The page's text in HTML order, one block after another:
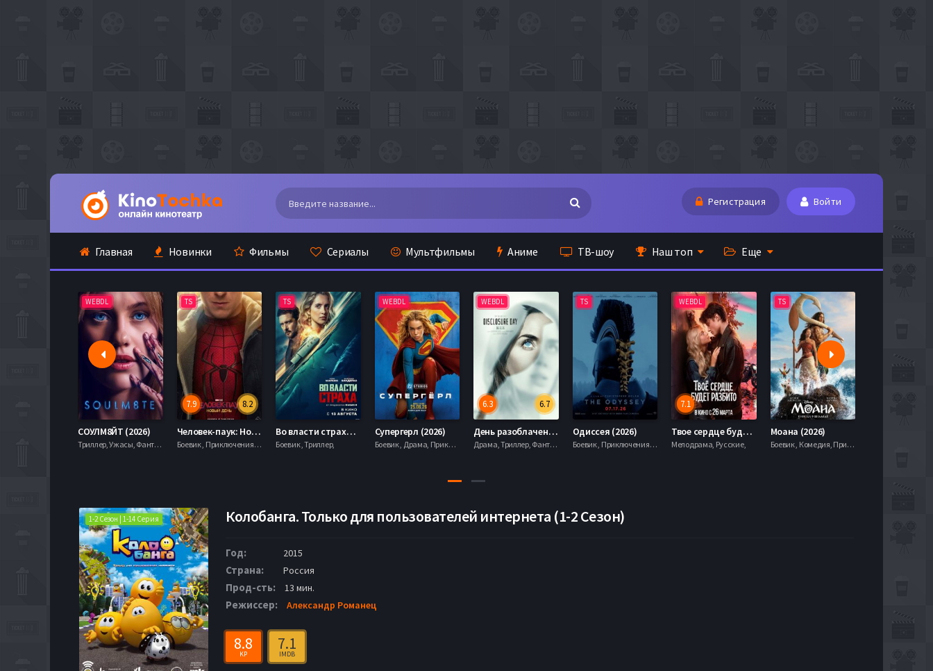
Регистрация Войти
Главная Новинки Фильмы Сериалы Мультфильмы Аниме ТВ-шоу Наш топ Еще
WEBDL
СОУЛМ8ЙТ (2026)
Триллер, Ужасы, Фантастика,
TS
8.2
7.9
Человек-паук: Новый день (2026)
Боевик , Приключения, Фантастика, Фэнтези,
TS
Во власти страха (2026)
Боевик , Триллер,
WEBDL
Супергерл (2026)
Боевик , Драма, Приключения, Фантастика,
WEBDL
6.7
6.3
День разоблачения (2026)
Драма, Триллер, Фантастика,
TS
Одиссея (2026)
Боевик , Приключения, Фэнтези,
WEBDL
7.1
Твое сердце будет разбито (2026)
Мелодрама, Русские,
TS
Моана (2026)
Боевик , Комедия, Приключения, Семейный, Фэнтези,
1-2 Сезон | 1-14 Серия Колобанга. Только для пользователей интернета (1-2 Сезон)
Год: 2015
Страна: Россия
Прод-сть: 13 мин.
Режиссер: Александр Романец
8.8
KP
7.1
IMDB